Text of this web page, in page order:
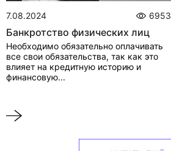
7.08.2024 6953
Банкротство физических лиц
Необходимо обязательно оплачивать
все свои обязательства, так как это
влияет на кредитную историю и
финансовую...